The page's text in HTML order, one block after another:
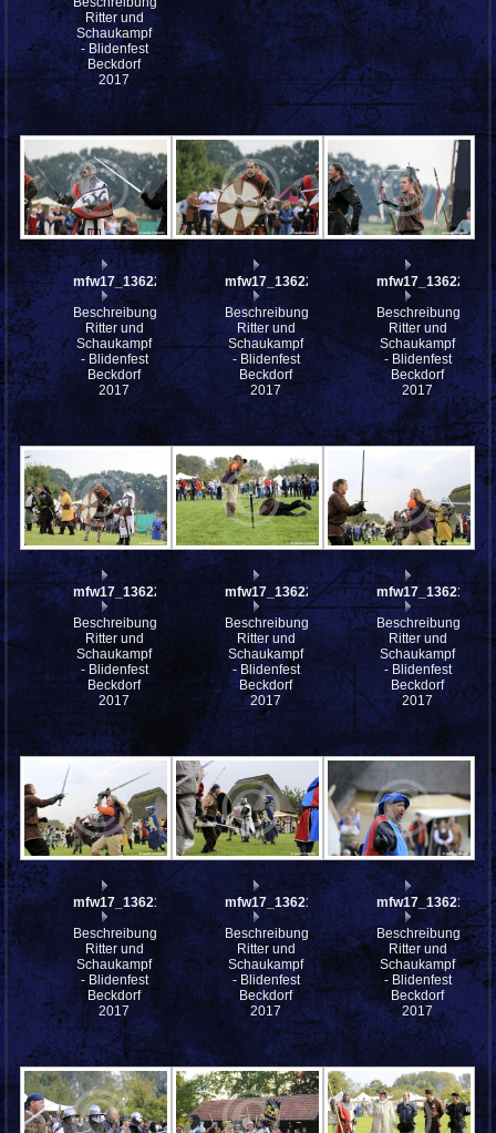
Ritter und
Schaukampf
- Blidenfest
Beckdorf
2017
mfw17_136226
Beschreibung:
Ritter und
Schaukampf
- Blidenfest
Beckdorf
2017
mfw17_136225
Beschreibung:
Ritter und
Schaukampf
- Blidenfest
Beckdorf
2017
mfw17_136224
Beschreibung:
Ritter und
Schaukampf
- Blidenfest
Beckdorf
2017
mfw17_136222
Beschreibung:
Ritter und
Schaukampf
- Blidenfest
Beckdorf
2017
mfw17_136220
Beschreibung:
Ritter und
Schaukampf
- Blidenfest
Beckdorf
2017
mfw17_136218
Beschreibung:
Ritter und
Schaukampf
- Blidenfest
Beckdorf
2017
mfw17_136217
Beschreibung:
Ritter und
Schaukampf
- Blidenfest
Beckdorf
2017
mfw17_136215
Beschreibung:
Ritter und
Schaukampf
- Blidenfest
Beckdorf
2017
mfw17_136214
Beschreibung:
Ritter und
Schaukampf
- Blidenfest
Beckdorf
2017